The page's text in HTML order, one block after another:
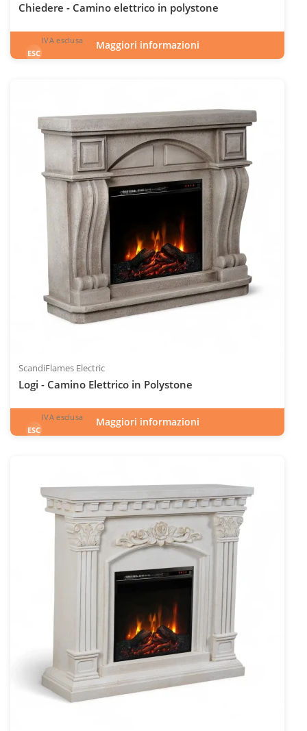
Chiedere - Camino elettrico in polystone
ESC
IVA esclusa
991€esclusa 22.0% IVA
Codice articolo: ELP-20-407
Maggiori informazioni
ScandiFlames Electric
Logi - Camino Elettrico in Polystone
ESC
IVA esclusa
1.180€esclusa 22.0% IVA
Codice articolo: ELP-20-406
Maggiori informazioni